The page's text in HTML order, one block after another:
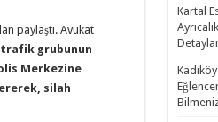
paylaştı. Avukat
trafik grubunun
Merkezine
silah
Kartal